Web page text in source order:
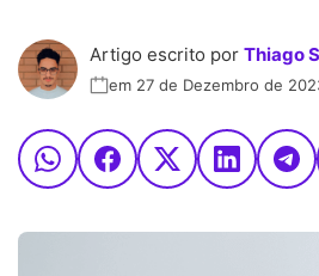
Artigo escrito por Thiago
em 27 de Dezembro de